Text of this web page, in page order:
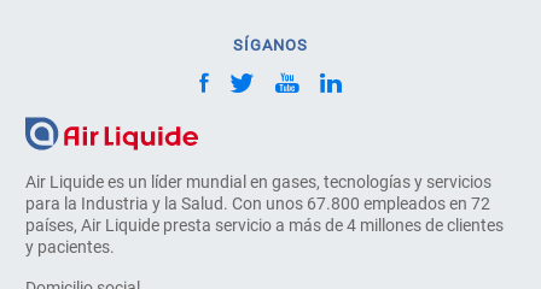
Air Liquide es un líder mundial en gases, tecnologías y servicios
para la Industria y la Salud. Con unos 67.800 empleados en 72
países, Air Liquide presta servicio a más de 4 millones de clientes
y pacientes.
SÍGANOS